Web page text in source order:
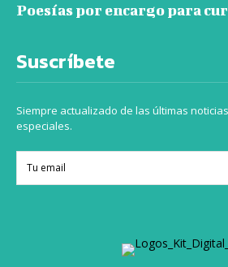
Poesías por encargo para
Suscríbete
Siempre actualizado de las últimas
especiales.